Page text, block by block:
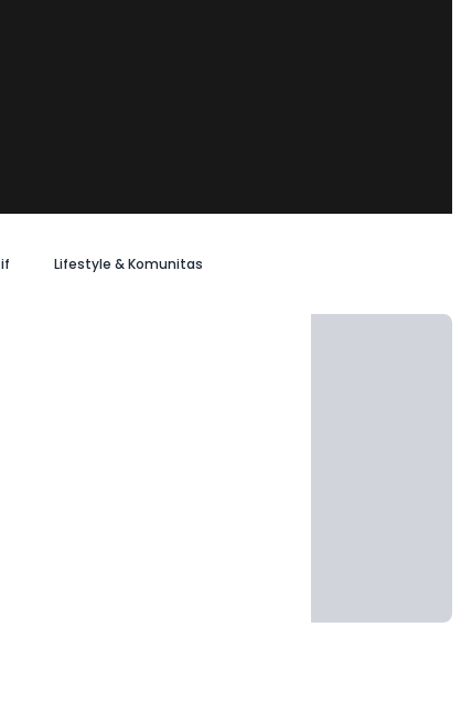
Lifestyle & Komunitas